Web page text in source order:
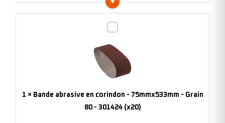
(x20)
corindon
-
1 × Bande abrasive en corindon - 75mmx533mm - Grain
80 - 301424 (x20)